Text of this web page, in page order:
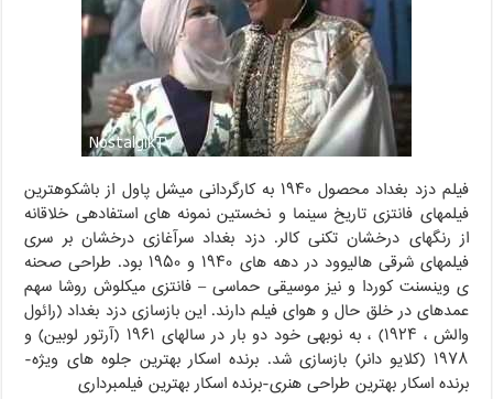
فیلم دزد بغداد محصول ۱۹۴۰ به کارگردانی میشل پاول از باشکوه‏ترین
فیلم‏هاى فانتزى تاریخ سینما و نخستین نمونه‏ هاى استفاده‏ى خلاقانه
از رنگ‏هاى درخشان تکنى کالر. دزد بغداد سرآغازى درخشان بر سرى
فیلم‏هاى شرقى هالیوود در دهه‏ هاى ۱۹۴۰ و ۱۹۵۰ بود. طراحى صحنه‏
ى وینسنت کوردا و نیز موسیقى حماسى – فانتزى میکلوش روشا سهم
عمده‏اى در خلق حال و هواى فیلم دارند. این بازسازى دزد بغداد (رائول
والش ، ۱۹۲۴) ، به نوبه‏ى خود دو بار در سال‏هاى ۱۹۶۱ (آرتور لوبین) و
۱۹۷۸ (کلایو دانر) بازسازى شد. برنده اسکار بهترین جلوه های ویژه-
برنده اسکار بهترین طراحی هنری-برنده اسکار بهترین فیلمبرداری